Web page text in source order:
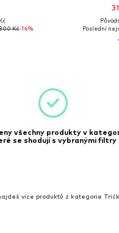
Kč-14%
Poslední
všechny produkty v
se shodují s vybranými filtry
více produktů z kategorie